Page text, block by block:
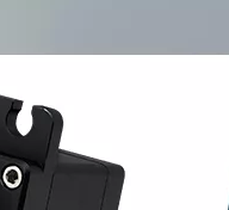
DS-S020A-C -1